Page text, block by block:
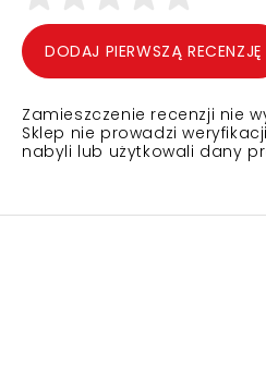
DODAJ PIERWSZĄ RECENZJĘ
Zamieszczenie recenzji nie
Sklep nie prowadzi
nabyli lub użytkowali dany